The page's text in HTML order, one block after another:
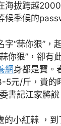
海拔跨越
候季候的
字“蒜你狠”，
你狠”，卻有
網身都是寶。
5元/斤，貴的
書記江家將說
的小紅蒜 ，